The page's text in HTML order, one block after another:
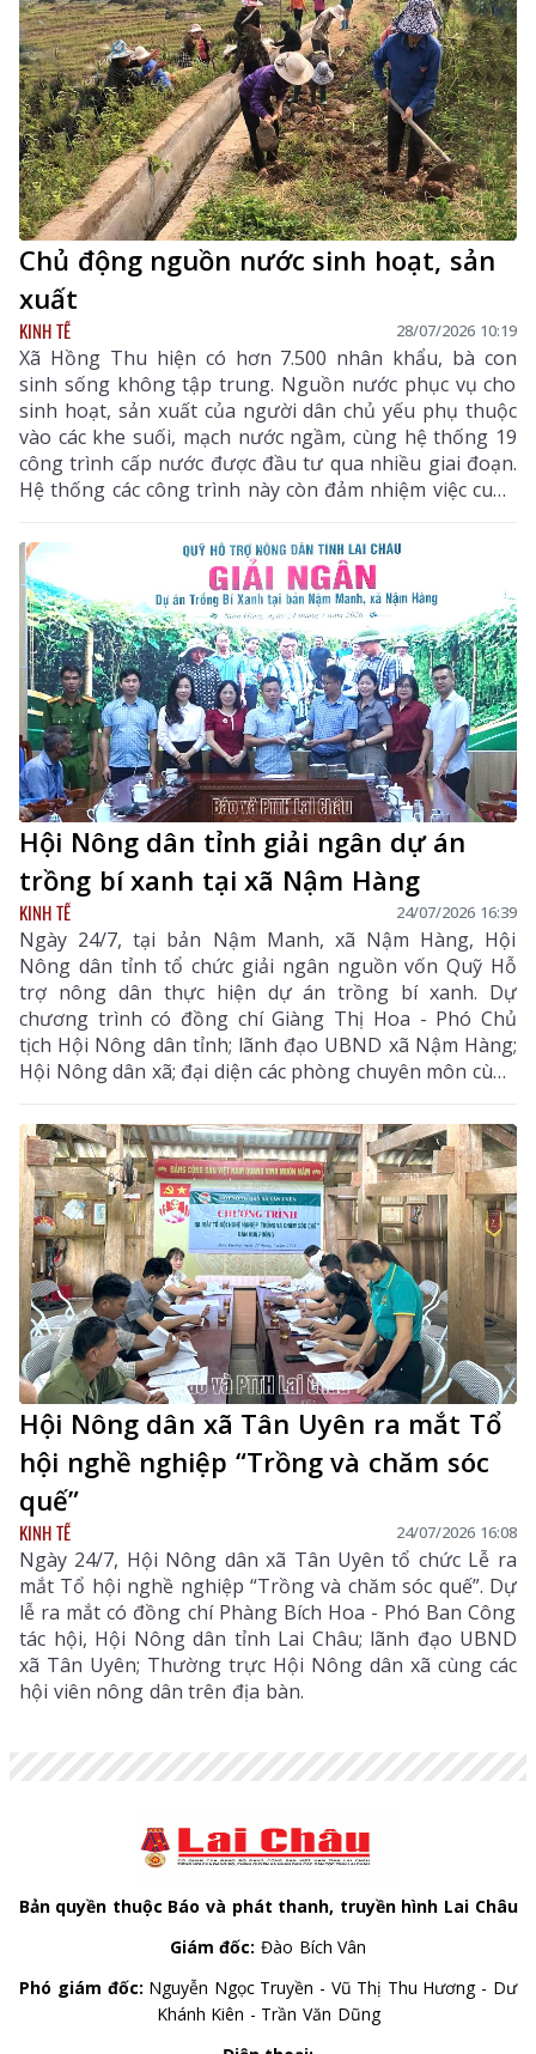
Chủ động nguồn nước sinh hoạt, sản
xuất
KINH TẾ 28/07/2026 10:19
Xã Hồng Thu hiện có hơn 7.500 nhân khẩu, bà con
sinh sống không tập trung. Nguồn nước phục vụ cho
sinh hoạt, sản xuất của người dân chủ yếu phụ thuộc
vào các khe suối, mạch nước ngầm, cùng hệ thống 19
công trình cấp nước được đầu tư qua nhiều giai đoạn.
Hệ thống các công trình này còn đảm nhiệm việc cung
cấp nước tưới cho hơn 600ha lúa, ngô, hoa màu và các
vùng sản xuất nông nghiệp của địa phương. Sau
nhiều năm khai thác, cùng với tác động của thời tiết,
nhiều tuyến kênh mương, bể chứa, đường ống dẫn
nước đã xuất hiện tình trạng xuống cấp, lưu lượng
nước suy giảm, ảnh hưởng trực tiếp đến đời sống
người dân.
Hội Nông dân tỉnh giải ngân dự án
trồng bí xanh tại xã Nậm Hàng
KINH TẾ 24/07/2026 16:39
Ngày 24/7, tại bản Nậm Manh, xã Nậm Hàng, Hội
Nông dân tỉnh tổ chức giải ngân nguồn vốn Quỹ Hỗ
trợ nông dân thực hiện dự án trồng bí xanh. Dự
chương trình có đồng chí Giàng Thị Hoa - Phó Chủ
tịch Hội Nông dân tỉnh; lãnh đạo UBND xã Nậm Hàng;
Hội Nông dân xã; đại diện các phòng chuyên môn cùng
các hội viên nông dân tham gia dự án.
Hội Nông dân xã Tân Uyên ra mắt Tổ
hội nghề nghiệp “Trồng và chăm sóc
quế”
KINH TẾ 24/07/2026 16:08
Ngày 24/7, Hội Nông dân xã Tân Uyên tổ chức Lễ ra
mắt Tổ hội nghề nghiệp “Trồng và chăm sóc quế”. Dự
lễ ra mắt có đồng chí Phàng Bích Hoa - Phó Ban Công
tác hội, Hội Nông dân tỉnh Lai Châu; lãnh đạo UBND
xã Tân Uyên; Thường trực Hội Nông dân xã cùng các
hội viên nông dân trên địa bàn.
Bản quyền thuộc Báo và phát thanh, truyền hình Lai Châu
Giám đốc: Đào Bích Vân
Phó giám đốc: Nguyễn Ngọc Truyền - Vũ Thị Thu Hương - Dư
Khánh Kiên - Trần Văn Dũng